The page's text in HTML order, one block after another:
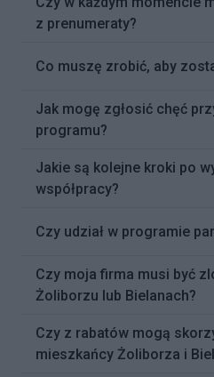
z prenumeraty?
Co muszę zrobić, aby
Jak mogę zgłosić chęć
programu?
Jakie są kolejne kroki po
współpracy?
Czy udział w programie
Czy moja firma musi być
Żoliborzu lub Bielanach?
Czy z rabatów mogą
mieszkańcy Żoliborza i